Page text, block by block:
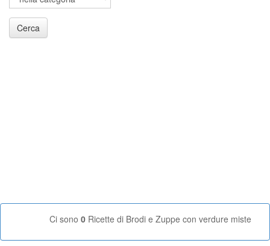
Cerca
Ci sono 0 Ricette di Brodi e Zuppe con verdure miste